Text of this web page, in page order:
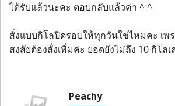
ได้รับแล้วนะคะ ตอบกลับแล้วค่า ^ ^
สั่งแบบกิโลปิดรอบให้ทุกวันใช่ไหมคะ เพ
สงสัยต้องสั่งเพิ่มค่ะ ยอดยังไม่ถึง 10 กิโล
Peachy